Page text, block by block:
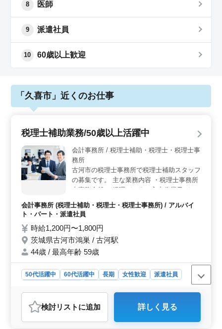
8 医師
9 派遣社員
10 60歳以上歓迎
「久喜市」近くのお仕事
税理士補助業務/50歳以上活躍中
会計事務所 / 税理士補助・税理士・税理士事
務所
古河市の税理士事務所で税理士補助スタッフ
の募集です。 主な業務内容 ・税理士事務所
内事務全般 ・経理データの入力作業及びこ
れに付随する業務 ・お客様への資料請求、
資料の受け渡しを含む（出張あり） ・年末
調整、法定調書等の作成 それぞれのライフ
スタイルに合った働き方を目指しています！
勤務日数、就業時間の相談に応じます。 ぜ
ひ今までの経験を活かして頂ける方のご応募
会計事務所 (税理士補助・税理士・税理士事務所) / アルバイ
ト・パート・派遣社員
時給1,200円〜1,800円
茨城県古河市鴻巣 / 古河駅
44歳 / 最高年齢 59歳
50代活躍中 60代活躍中 長期 女性歓迎
派遣社員
おすすめポイント
＜働きやすい環境＞ この税理士補助業務は50歳以上の
方が活躍できる働きやすい環境を提供しています。勤務
検討リスト に追加 詳しく見る